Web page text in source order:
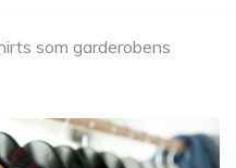
som garderobens